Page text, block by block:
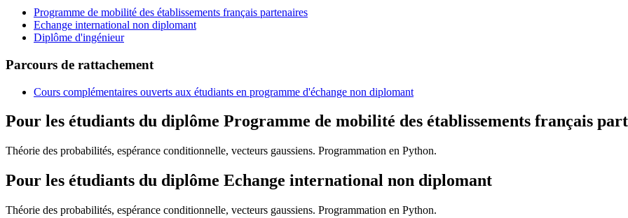
Programme de mobilité des établissements français partenaires
Echange international non diplomant
Diplôme d'ingénieur
Parcours de rattachement
Cours complémentaires ouverts aux étudiants en programme d'échange non diplomant
Pour les étudiants du diplôme Programme de mobilité des établissements français
Théorie des probabilités, espérance conditionnelle, vecteurs gaussiens. Programmation en Python.
Pour les étudiants du diplôme Echange international non diplomant
Théorie des probabilités, espérance conditionnelle, vecteurs gaussiens. Programmation en Python.